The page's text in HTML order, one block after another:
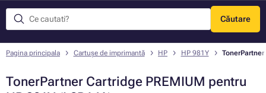
Căutare
Meniu
Pagina principala Cartușe de imprimantă HP HP 981Y
TonerPartner Cartridge PREMIUM pentru